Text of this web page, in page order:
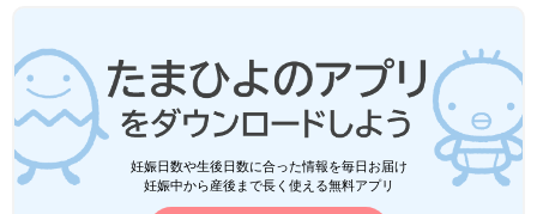
妊娠日数や生後日数に合った情報を毎日お届け
妊娠中から産後まで長く使える無料アプリ